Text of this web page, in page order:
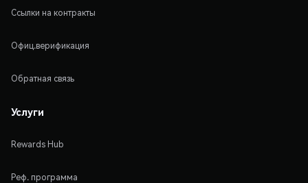
Ссылки на контракты
Офиц.верификация
Обратная связь
Услуги
Rewards Hub
Реф. программа